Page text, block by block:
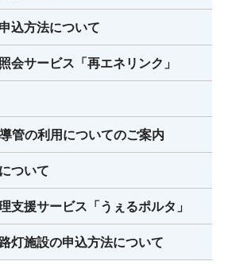
込方法について
会サービス「再エネリンク」
管の利用についてのご案内
ついて
支援サービス「うぇるポルタ」
灯施設の申込方法について